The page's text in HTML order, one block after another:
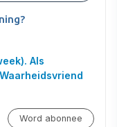
Als
Word abonnee